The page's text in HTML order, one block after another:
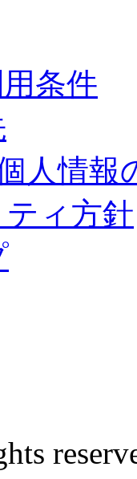
条件
人情
ィ方針